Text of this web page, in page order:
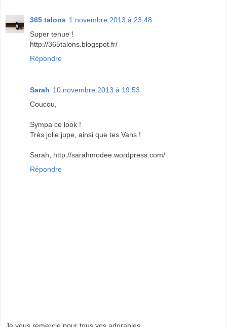
365 talons 1 novembre 2013 à 23:48
Super tenue !
http://365talons.blogspot.fr/
Répondre
Sarah 10 novembre 2013 à 19:53
Coucou,
Sympa ce look !
Très jolie jupe, ainsi que tes Vans !
Sarah, http://sarahmodee.wordpress.com/
Répondre